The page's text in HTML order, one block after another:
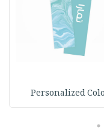
Personalized
5